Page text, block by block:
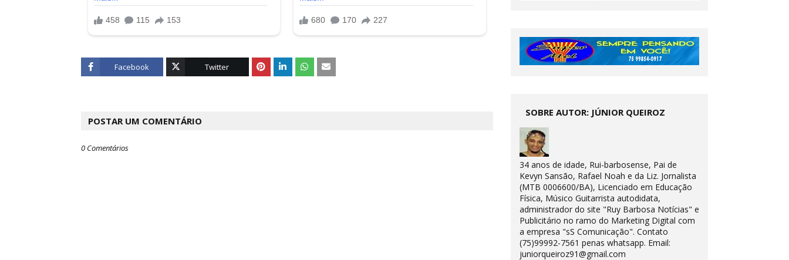
Facebook Twitter
POSTAR UM COMENTÁRIO
0 Comentários
SOBRE AUTOR: JÚNIOR QUEIROZ
34 anos de idade, Rui-barbosense, Pai de
Kevyn Sansão, Rafael Noah e da Liz. Jornalista
(MTB 0006600/BA), Licenciado em Educação
Física, Músico Guitarrista autodidata,
administrador do site "Ruy Barbosa Notícias" e
Publicitário no ramo do Marketing Digital com
a empresa "sS Comunicação". Contato
(75)99992-7561 penas whatsapp. Email:
juniorqueiroz91@gmail.com